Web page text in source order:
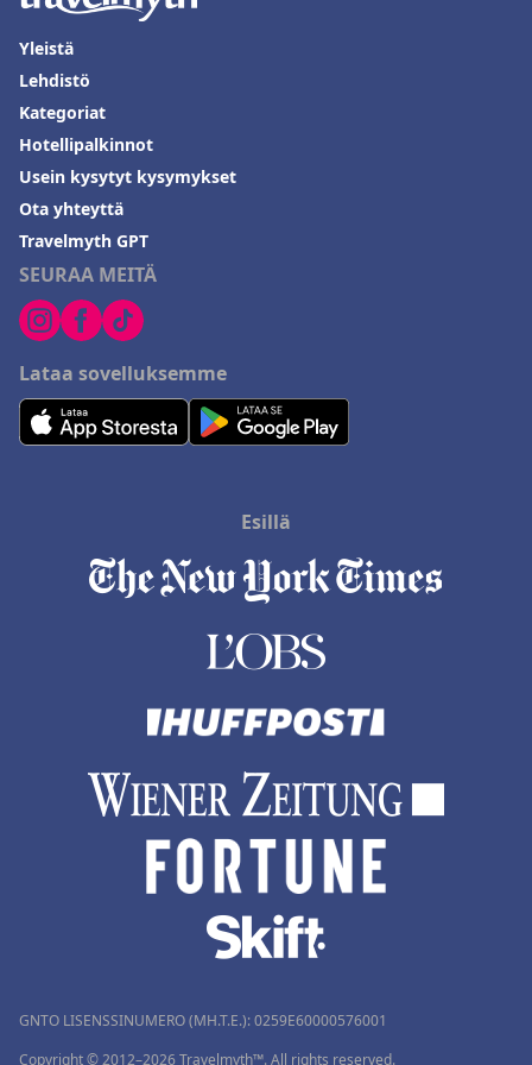
SEURAA MEITÄ
Lataa sovelluksemme
Yleistä
Lehdistö
Kategoriat
Hotellipalkinnot
Usein kysytyt kysymykset
Ota yhteyttä
Travelmyth GPT
Esillä
GNTO LISENSSINUMERO (MH.T.E.): 0259Ε60000576001
Copyright © 2012–2026 Travelmyth™. All rights reserved.